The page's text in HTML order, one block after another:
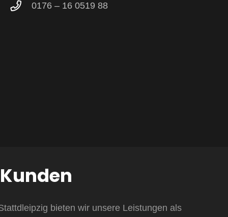
0176 – 16 0519 88
bieten wir unsere Leistungen als